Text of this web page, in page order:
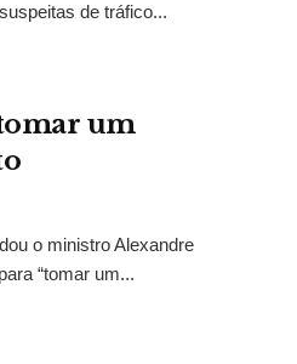
de tráfico...
um
o ministro Alexandre
“tomar um...